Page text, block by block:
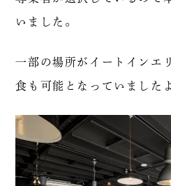
いました。
一部の場所がイートインエ
食も可能となっていました